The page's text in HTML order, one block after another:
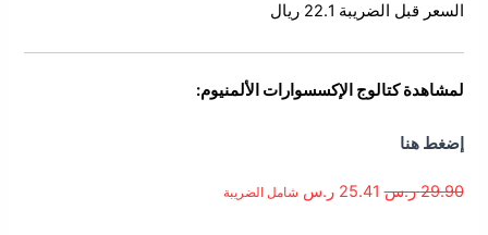
السعر قبل الضريبة 22.1 ريال
لمشاهدة كتالوج الإكسسوارات الألمنيوم:
إضغط هنا
29.90 ر.س 25.41 ر.س شامل الضريبة